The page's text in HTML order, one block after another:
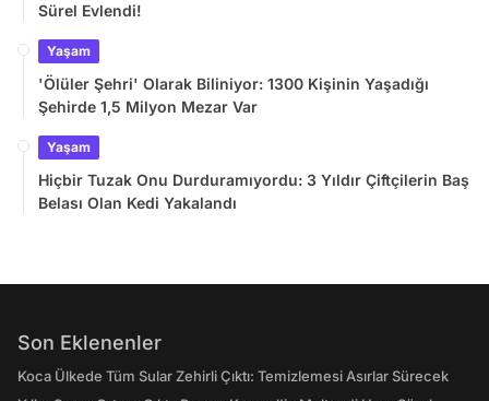
Sürel Evlendi!
Yaşam
'Ölüler Şehri' Olarak Biliniyor: 1300 Kişinin Yaşadığı
Şehirde 1,5 Milyon Mezar Var
Yaşam
Hiçbir Tuzak Onu Durduramıyordu: 3 Yıldır Çiftçilerin Baş
Belası Olan Kedi Yakalandı
Son Eklenenler
Koca Ülkede Tüm Sular Zehirli Çıktı: Temizlemesi Asırlar Sürecek